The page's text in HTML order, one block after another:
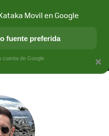
APLICACIONES ×
Movil en Google
fuente preferida
cuenta de Google